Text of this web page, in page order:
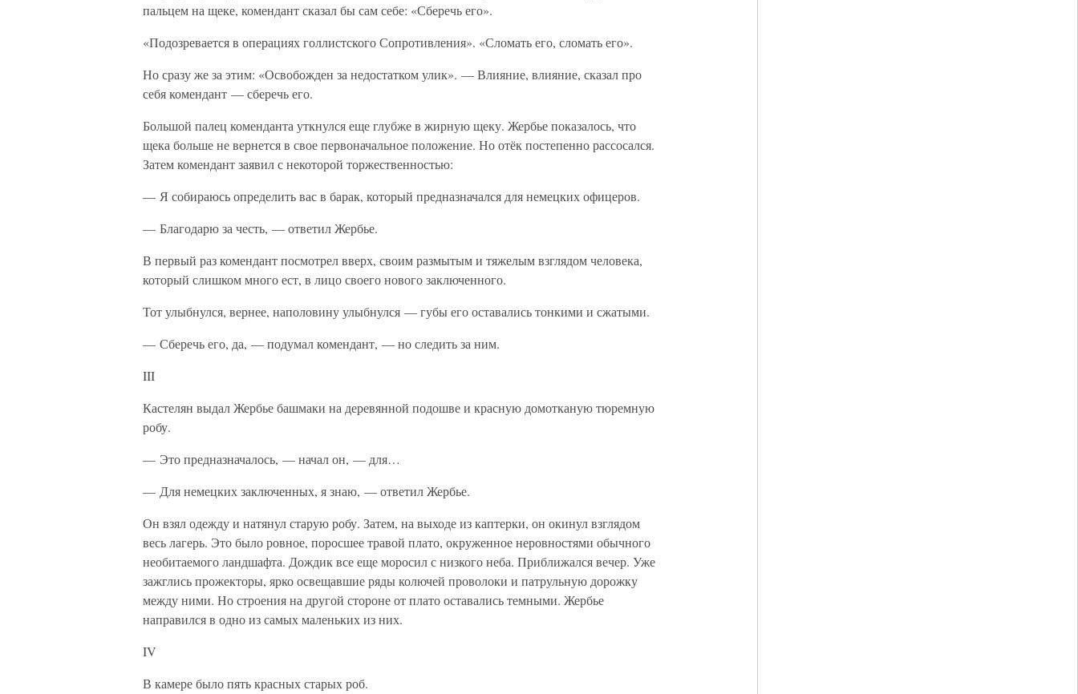
пальцем на щеке, комендант сказал бы сам себе: «Сберечь его».
«Подозревается в операциях голлистского Сопротивления». «Сломать его, сломать его».
Но сразу же за этим: «Освобожден за недостатком улик». — Влияние, влияние, сказал про
себя комендант — сберечь его.
Большой палец коменданта уткнулся еще глубже в жирную щеку. Жербье показалось, что
щека больше не вернется в свое первоначальное положение. Но отёк постепенно рассосался.
Затем комендант заявил с некоторой торжественностью:
— Я собираюсь определить вас в барак, который предназначался для немецких офицеров.
— Благодарю за честь, — ответил Жербье.
В первый раз комендант посмотрел вверх, своим размытым и тяжелым взглядом человека,
который слишком много ест, в лицо своего нового заключенного.
Тот улыбнулся, вернее, наполовину улыбнулся — губы его оставались тонкими и сжатыми.
— Сберечь его, да, — подумал комендант, — но следить за ним.
III
Кастелян выдал Жербье башмаки на деревянной подошве и красную домотканую тюремную
робу.
— Это предназначалось, — начал он, — для…
— Для немецких заключенных, я знаю, — ответил Жербье.
Он взял одежду и натянул старую робу. Затем, на выходе из каптерки, он окинул взглядом
весь лагерь. Это было ровное, поросшее травой плато, окруженное неровностями обычного
необитаемого ландшафта. Дождик все еще моросил с низкого неба. Приближался вечер. Уже
зажглись прожекторы, ярко освещавшие ряды колючей проволоки и патрульную дорожку
между ними. Но строения на другой стороне от плато оставались темными. Жербье
направился в одно из самых маленьких из них.
IV
В камере было пять красных старых роб.